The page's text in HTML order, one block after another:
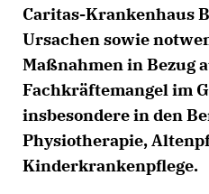
Caritas-Krankenhaus
Ursachen sowie
Maßnahmen in Bezug
Fachkräftemangel im
insbesondere in den
Physiotherapie,
Kinderkrankenpflege.